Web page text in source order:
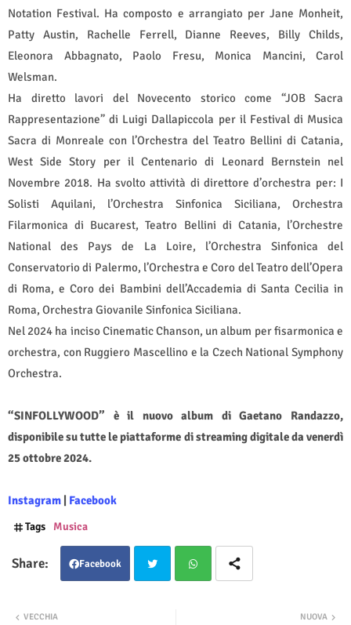
Notation Festival. Ha composto e arrangiato per Jane Monheit,
Patty Austin, Rachelle Ferrell, Dianne Reeves, Billy Childs,
Eleonora Abbagnato, Paolo Fresu, Monica Mancini, Carol
Welsman.
Ha diretto lavori del Novecento storico come “JOB Sacra
Rappresentazione” di Luigi Dallapiccola per il Festival di Musica
Sacra di Monreale con l’Orchestra del Teatro Bellini di Catania,
West Side Story per il Centenario di Leonard Bernstein nel
Novembre 2018. Ha svolto attività di direttore d’orchestra per: I
Solisti Aquilani, l’Orchestra Sinfonica Siciliana, Orchestra
Filarmonica di Bucarest, Teatro Bellini di Catania, l’Orchestre
National des Pays de La Loire, l’Orchestra Sinfonica del
Conservatorio di Palermo, l’Orchestra e Coro del Teatro dell’Opera
di Roma, e Coro dei Bambini dell’Accademia di Santa Cecilia in
Roma, Orchestra Giovanile Sinfonica Siciliana.
Nel 2024 ha inciso Cinematic Chanson, un album per fisarmonica e
orchestra, con Ruggiero Mascellino e la Czech National Symphony
Orchestra.
“SINFOLLYWOOD” è il nuovo album di Gaetano Randazzo,
disponibile su tutte le piattaforme di streaming digitale da venerdì
25 ottobre 2024.
Instagram | Facebook
Tags Musica
Facebook
NUOVA
VECCHIA